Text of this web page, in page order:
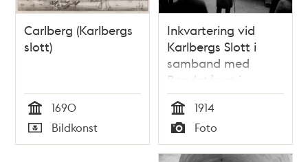
Carlberg (Karlbergs
slott)
Tid
1690
Typ
Bildkonst
Inkvartering vid
Karlbergs Slott i
samband med
Bondetåget i
Stockholm 1914.
Tid
1914
Typ
Foto